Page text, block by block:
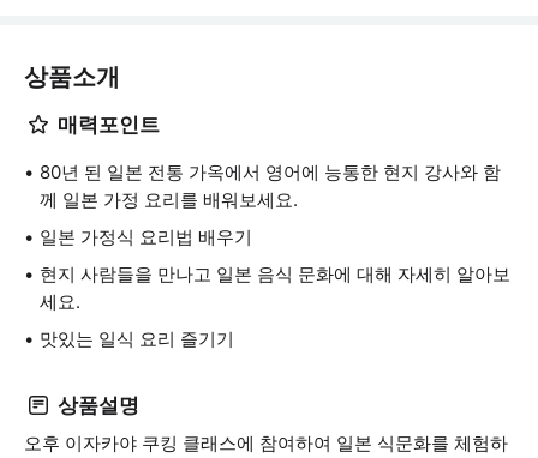
상품소개
매력포인트
80년 된 일본 전통 가옥에서 영어에 능통한 현지 강사와 함
께 일본 가정 요리를 배워보세요.
일본 가정식 요리법 배우기
현지 사람들을 만나고 일본 음식 문화에 대해 자세히 알아보
세요.
맛있는 일식 요리 즐기기
상품설명
오후 이자카야 쿠킹 클래스에 참여하여 일본 식문화를 체험하